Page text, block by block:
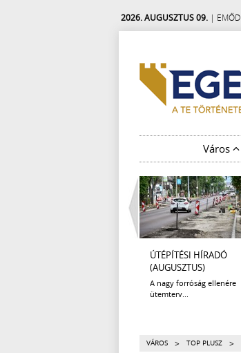
2026. AUGUSZTUS 09. | EMŐD
Város
ÚTÉPÍTÉSI HÍRADÓ
(AUGUSZTUS)
A nagy forróság ellenére
ütemterv...
VÁROS > TOP PLUSZ >